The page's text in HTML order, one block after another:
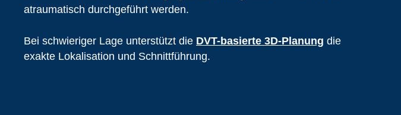
atraumatisch durchgeführt werden.
Bei schwieriger Lage unterstützt die DVT-basierte 3D-Planung die
exakte Lokalisation und Schnittführung.